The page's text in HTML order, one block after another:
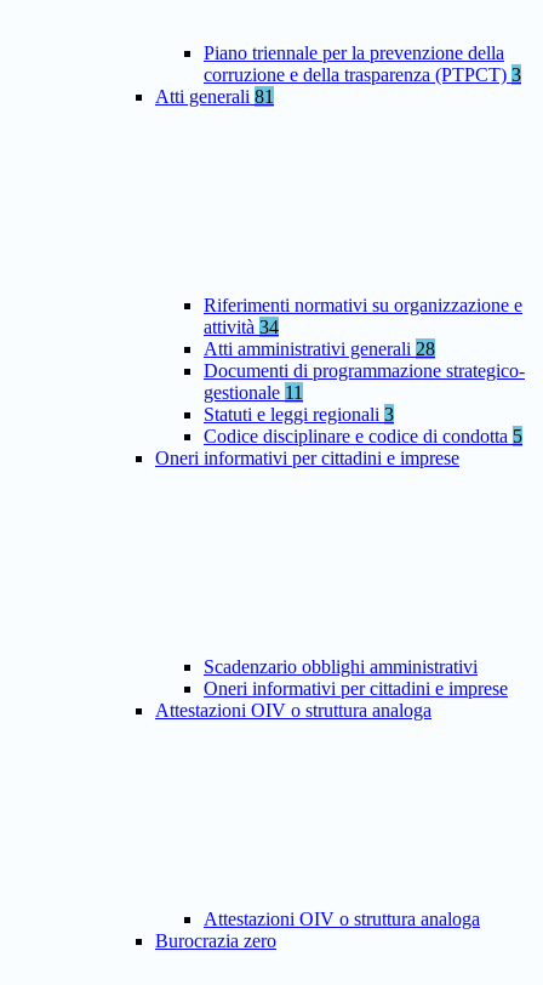
Piano triennale per la prevenzione della
corruzione e della trasparenza (PTPCT) 3
Atti generali 81
Riferimenti normativi su organizzazione e
attività 34
Atti amministrativi generali 28
Documenti di programmazione strategico-
gestionale 11
Statuti e leggi regionali 3
Codice disciplinare e codice di condotta 5
Oneri informativi per cittadini e imprese
Scadenzario obblighi amministrativi
Oneri informativi per cittadini e imprese
Attestazioni OIV o struttura analoga
Attestazioni OIV o struttura analoga
Burocrazia zero